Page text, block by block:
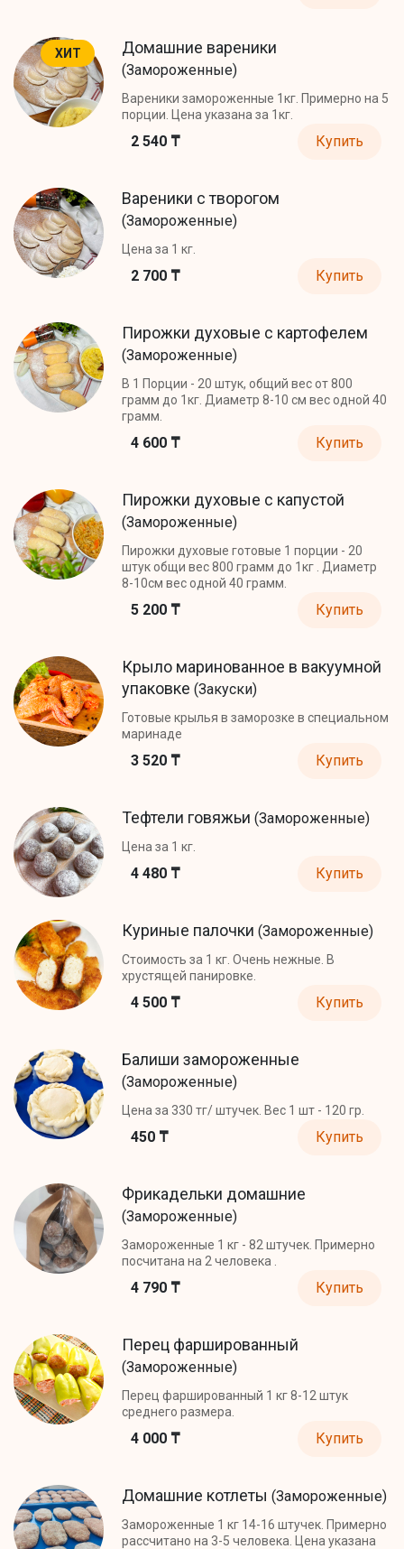
ХИТ Домашние вареники
(Замороженные)
Вареники замороженные 1кг. Примерно на 5
порции. Цена указана за 1кг.
2 540 ₸ Купить
Вареники с творогом
(Замороженные)
Цена за 1 кг.
2 700 ₸ Купить
Пирожки духовые с картофелем
(Замороженные)
В 1 Порции - 20 штук, общий вес от 800
грамм до 1кг. Диаметр 8-10 см вес одной 40
грамм.
4 600 ₸ Купить
Пирожки духовые с капустой
(Замороженные)
Пирожки духовые готовые 1 порции - 20
штук общи вес 800 грамм до 1кг . Диаметр
8-10см вес одной 40 грамм.
5 200 ₸ Купить
Крыло маринованное в вакуумной
упаковке (Закуски)
Готовые крылья в заморозке в специальном
маринаде
3 520 ₸ Купить
Тефтели говяжьи (Замороженные)
Цена за 1 кг.
4 480 ₸ Купить
Куриные палочки (Замороженные)
Стоимость за 1 кг. Очень нежные. В
хрустящей панировке.
4 500 ₸ Купить
Балиши замороженные
(Замороженные)
Цена за 330 тг/ штучек. Вес 1 шт - 120 гр.
450 ₸ Купить
Фрикадельки домашние
(Замороженные)
Замороженные 1 кг - 82 штучек. Примерно
посчитана на 2 человека .
4 790 ₸ Купить
Перец фаршированный
(Замороженные)
Перец фаршированный 1 кг 8-12 штук
среднего размера.
4 000 ₸ Купить
Домашние котлеты (Замороженные)
Замороженные 1 кг 14-16 штучек. Примерно
рассчитано на 3-5 человека. Цена указана